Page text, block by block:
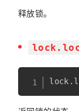
释放锁。
lock .